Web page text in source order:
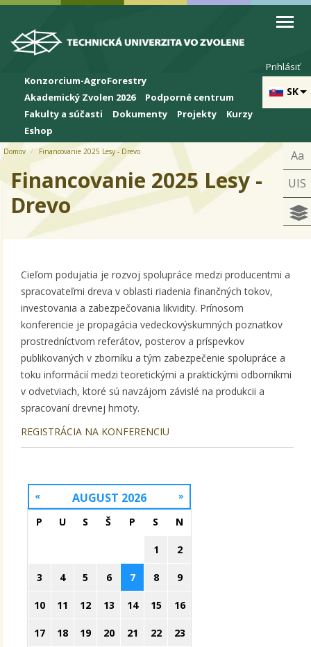
Skip to cookies
Skip to navigation
Skočiť na hlavný obsah
SK
Prihlásiť
Konzorcium-AgroForestry
Akademický Zvolen 2026
Podporné centrum
Fakulty a súčasti
Dokumenty Projekty
Kurzy
Eshop
Aa
UIS
Domov Financovanie 2025 Lesy - Drevo
Financovanie 2025 Lesy -
Drevo
Cieľom podujatia je rozvoj spolupráce medzi producentmi a
spracovateľmi dreva v oblasti riadenia finančných tokov,
investovania a zabezpečovania likvidity. Prínosom
konferencie je propagácia vedeckovýskumných poznatkov
prostredníctvom referátov, posterov a príspevkov
publikovaných v zborníku a tým zabezpečenie spolupráce a
toku informácií medzi teoretickými a praktickými odborníkmi
v odvetviach, ktoré sú navzájom závislé na produkcii a
spracovaní drevnej hmoty.
REGISTRÁCIA NA KONFERENCIU
AUGUST 2026
« »
P U S Š P S N
1 2
3 4 5 6 7 8 9
10 11 12 13 14 15 16
17 18 19 20 21 22 23